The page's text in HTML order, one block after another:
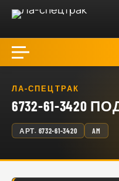
ЛА-СПЕЦТРАК
6732-61-3420
АРТ. 6732-61-3420 AM